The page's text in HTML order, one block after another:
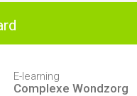
E-learning
Complexe Wondzorg